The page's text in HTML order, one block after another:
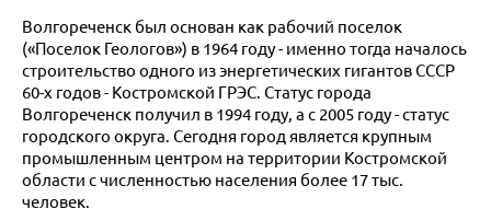
Волгореченск был основан как рабочий поселок
(«Поселок Геологов») в 1964 году - именно тогда началось
строительство одного из энергетических гигантов СССР
60-х годов - Костромской ГРЭС. Статус города
Волгореченск получил в 1994 году, а с 2005 году - статус
городского округа. Сегодня город является крупным
промышленным центром на территории Костромской
области с численностью населения более 17 тыс.
человек.